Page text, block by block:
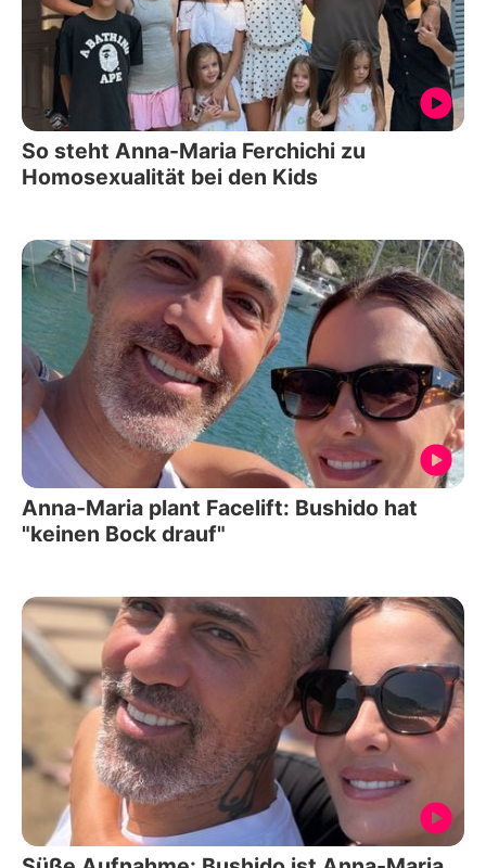
So steht Anna-Maria Ferchichi zu
Homosexualität bei den Kids
Anna-Maria plant Facelift: Bushido hat
"keinen Bock drauf"